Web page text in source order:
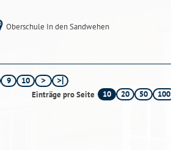
Oberschule In den Sandwehen
9
10
Einträge pro Seite
10 20 50 100